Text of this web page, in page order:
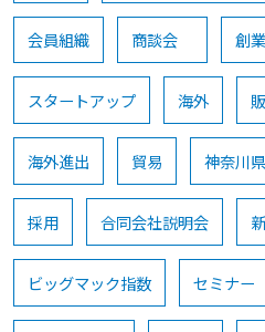
会員組織 商談会 創業
スタートアップ 海外
海外進出 貿易 神奈川県
採用 合同会社説明会
ビッグマック指数 セミナー